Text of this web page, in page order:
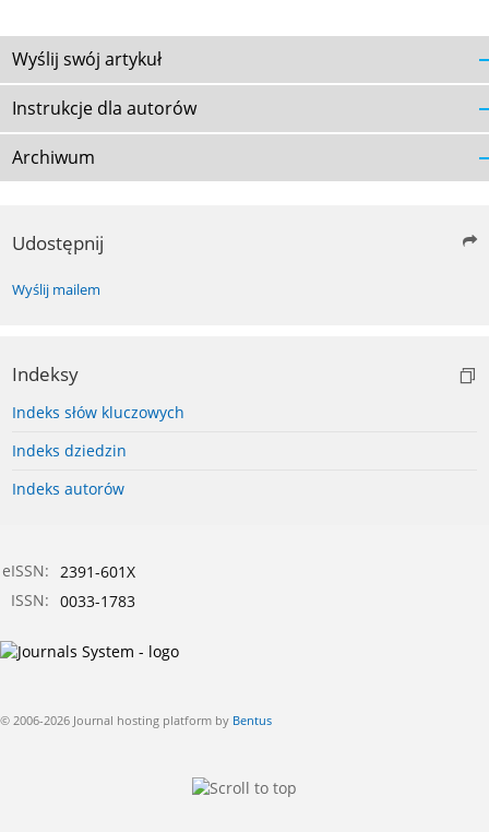
Wyślij swój artykuł
Instrukcje dla autorów
Archiwum
Udostępnij
Wyślij mailem
Indeksy
Indeks słów kluczowych
Indeks dziedzin
Indeks autorów
eISSN: 2391-601X
ISSN: 0033-1783
© 2006-2026 Journal hosting platform by Bentus